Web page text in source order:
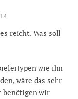
reicht. Was soll
wie ihn
wäre das sehr
benötigen wir